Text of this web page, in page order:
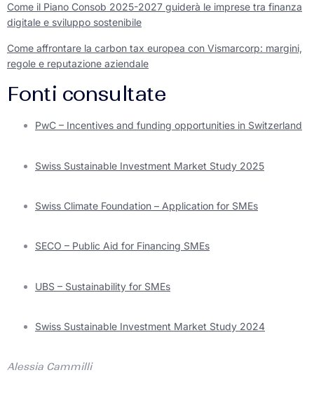
Come il Piano Consob 2025-2027 guiderà le imprese tra finanza
digitale e sviluppo sostenibile
Come affrontare la carbon tax europea con Vismarcorp: margini,
regole e reputazione aziendale
Fonti consultate
PwC – Incentives and funding opportunities in Switzerland
Swiss Sustainable Investment Market Study 2025
Swiss Climate Foundation – Application for SMEs
SECO – Public Aid for Financing SMEs
UBS – Sustainability for SMEs
Swiss Sustainable Investment Market Study 2024
Alessia Cammilli